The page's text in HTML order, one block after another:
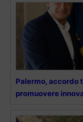
Palermo, accordo
promuovere